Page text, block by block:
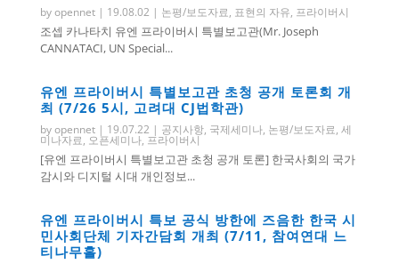
byopennet| 19.08.02 | 논평/보도자료, 표현의 자유, 프라이버시
조셉 카나타치 유엔 프라이버시 특별보고관(Mr. Joseph
CANNATACI, UN Special...
유엔 프라이버시 특별보고관 초청 공개 토론회 개
최 (7/26 5시, 고려대 CJ법학관)
byopennet| 19.07.22 | 공지사항, 국제세미나, 논평/보도자료, 세
미나자료, 오픈세미나, 프라이버시
[유엔 프라이버시 특별보고관 초청 공개 토론] 한국사회의 국가
감시와 디지털 시대 개인정보...
유엔 프라이버시 특보 공식 방한에 즈음한 한국 시
민사회단체 기자간담회 개최 (7/11, 참여연대 느
티나무홀)